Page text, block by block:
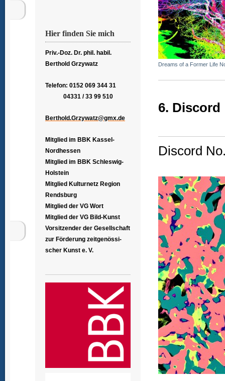
Hier finden Sie mich
Priv.-Doz. Dr. phil. habil.
Berthold Grzywatz
Telefon: 0152 069 344 31
04331 / 33 99 510
Berthold.Grzywatz@gmx.de
Mitglied im BBK Kassel-
Nordhessen
Mitglied im BBK Schleswig-
Holstein
Mitglied Kulturnetz Region
Rendsburg
Mitglied der VG Wort
Mitglied der VG Bild-Kunst
Vorsitzender der Gesellschaft
zur Förderung zeitgenössi-
scher Kunst e. V.
Dreams of a Former Life
6. Discord
Discord